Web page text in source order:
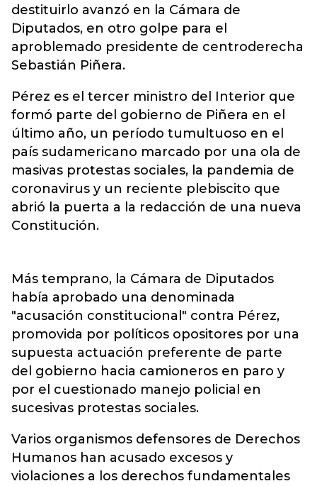
destituirlo avanzó en la Cámara de
Diputados, en otro golpe para el
aproblemado presidente de centroderecha
Sebastián Piñera.
Pérez es el tercer ministro del Interior que
formó parte del gobierno de Piñera en el
último año, un período tumultuoso en el
país sudamericano marcado por una ola de
masivas protestas sociales, la pandemia de
coronavirus y un reciente plebiscito que
abrió la puerta a la redacción de una nueva
Constitución.
Más temprano, la Cámara de Diputados
había aprobado una denominada
"acusación constitucional" contra Pérez,
promovida por políticos opositores por una
supuesta actuación preferente de parte
del gobierno hacia camioneros en paro y
por el cuestionado manejo policial en
sucesivas protestas sociales.
Varios organismos defensores de Derechos
Humanos han acusado excesos y
violaciones a los derechos fundamentales